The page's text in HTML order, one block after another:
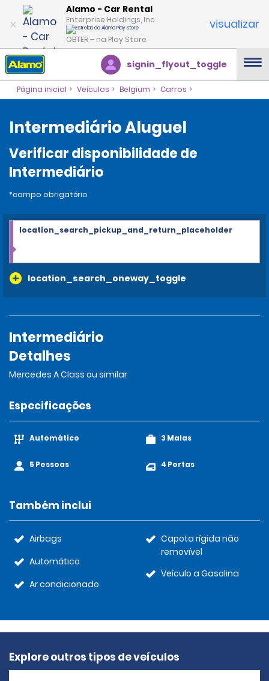
Alamo - Car Rental
Enterprise Holdings, Inc.
OBTER – na Play Store
visualizar
signin_flyout_toggle
Página inicial Veículos Belgium Carros
Intermediário Aluguel
Verificar disponibilidade de
Intermediário
*campo obrigatório
location_search_oneway_toggle
location_search_pickup_and_return_placeholder
Intermediário
Detalhes
Mercedes A Class ou similar
Especificações
Automático
5 Pessoas
3 Malas
4 Portas
Também inclui
Airbags
Automático
Ar condicionado
Capota rígida não
removível
Veículo a Gasolina
Explore outros tipos de veículos